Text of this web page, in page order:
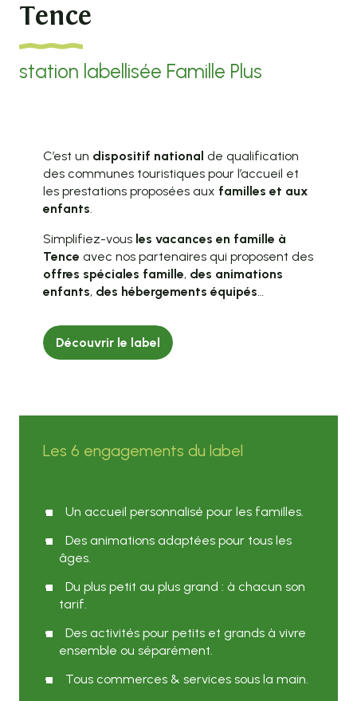
Tence
station labellisée Famille Plus
C’est un dispositif national de qualification
des communes touristiques pour l’accueil et
les prestations proposées aux familles et aux
enfants.
Simplifiez-vous les vacances en famille à
Tence avec nos partenaires qui proposent des
offres spéciales famille, des animations
enfants, des hébergements équipés…
Découvrir le label
Les 6 engagements du label
Un accueil personnalisé pour les familles.
Des animations adaptées pour tous les
âges.
Du plus petit au plus grand : à chacun son
tarif.
Des activités pour petits et grands à vivre
ensemble ou séparément.
Tous commerces & services sous la main.